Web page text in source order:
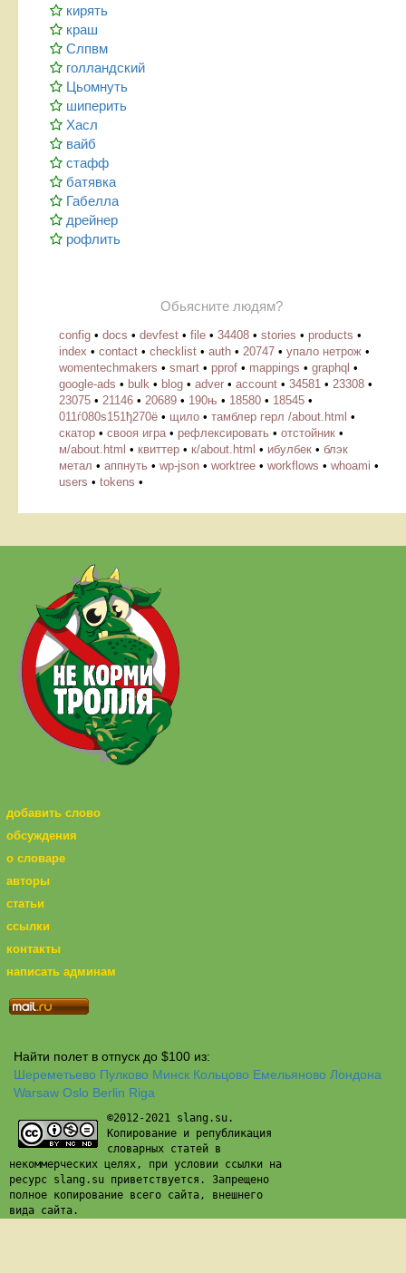
кирять
краш
Слпвм
голландский
Цьомнуть
шиперить
Хасл
вайб
стафф
батявка
Габелла
дрейнер
рофлить
Обьясните людям?
config • docs • devfest • file • 34408 • stories • products •
index • contact • checklist • auth • 20747 • упало нетрож •
womentechmakers • smart • pprof • mappings • graphql •
google-ads • bulk • blog • adver • account • 34581 • 23308 •
23075 • 21146 • 20689 • 190њ • 18580 • 18545 •
011ѓ080ѕ151ђ270ё • щило • тамблер герл /about.html •
скатор • свооя игра • рефлексировать • отстойник •
м/about.html • квиттер • к/about.html • ибулбек • блэк
метал • аппнуть • wp-json • worktree • workflows • whoami •
users • tokens •
добавить слово
обсуждения
о словаре
авторы
статьи
ссылки
контакты
написать админам
Найти полет в отпуск до $100 из:
Шереметьево Пулково Минск Кольцово Емельяново Лондона
Warsaw Oslo Berlin Riga
©2012-2021 slang.su.
Копирование и републикация
словарных статей в
некоммерческих целях, при условии ссылки на
ресурс slang.su приветствуется. Запрещено
полное копирование всего сайта, внешнего
вида сайта.